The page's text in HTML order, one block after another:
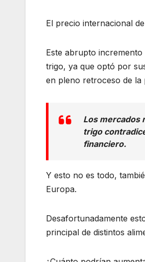
El precio internacional
Este abrupto
trigo, ya que optó por
en pleno retroceso de la
Los mercados
trigo
financiero.
Y esto no es todo,
Europa.
Desafortunadamente
principal de distintos